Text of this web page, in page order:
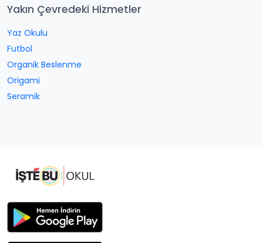
Yakın Çevredeki Hizmetler
Yaz Okulu
Futbol
Organik Beslenme
Origami
Seramik